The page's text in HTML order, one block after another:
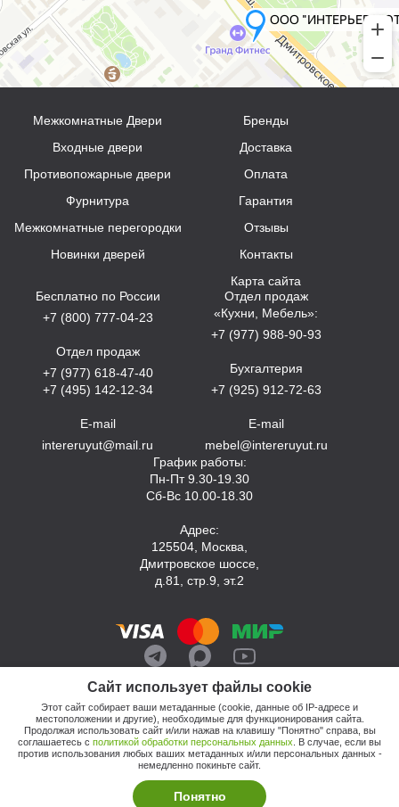
Сайт использует файлы cookie
Этот сайт собирает ваши метаданные (cookie, данные об IP-адресе и
местоположении и другие), необходимые для функционирования сайта.
Продолжая использовать сайт и/или нажав на клавишу "Понятно" справа, вы
соглашаетесь с политикой обработки персональных данных . В случае, если вы
против использования любых ваших метаданных и/или персональных данных -
немедленно покиньте сайт.
Понятно
Межкомнатные Двери
Входные двери
Противопожарные двери
Фурнитура
Межкомнатные перегородки
Новинки дверей
Бренды
Доставка
Оплата
Гарантия
Отзывы
Контакты
Карта сайта
Бесплатно по России
+7 (800) 777-04-23
Отдел продаж
+7 (977) 618-47-40
+7 (495) 142-12-34
E-mail
intereruyut@mail.ru
Отдел продаж
«Кухни, Мебель»:
+7 (977) 988-90-93
Бухгалтерия
+7 (925) 912-72-63
E-mail
mebel@intereruyut.ru
График работы:
Пн-Пт 9.30-19.30
Сб-Вс 10.00-18.30
Адрес:
125504, Москва,
Дмитровское шоссе,
д.81, стр.9, эт.2
© 2026, Компания «Интерьер Уют»
Политика обработки персональных данных
Этот сайт продвигает: Кузнецов Анатолий